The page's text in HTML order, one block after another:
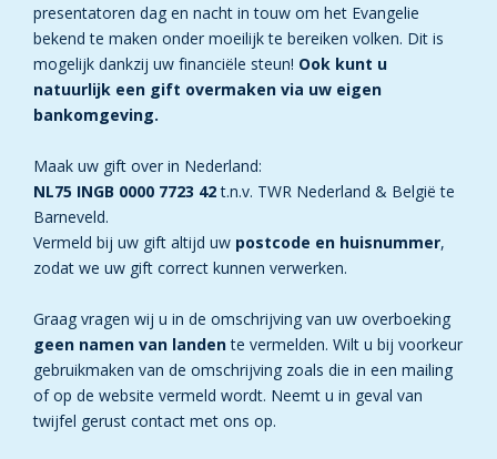
presentatoren dag en nacht in touw om het Evangelie
bekend te maken onder moeilijk te bereiken volken. Dit is
mogelijk dankzij uw financiële steun! Ook kunt u
natuurlijk een gift overmaken via uw eigen
bankomgeving.
Maak uw gift over in Nederland:
NL75 INGB 0000 7723 42t.n.v. TWR Nederland & België te
Barneveld.
Vermeld bij uw gift altijd uw postcode en huisnummer,
zodat we uw gift correct kunnen verwerken.
Graag vragen wij u in de omschrijving van uw overboeking
geen namen van landente vermelden. Wilt u bij voorkeur
gebruikmaken van de omschrijving zoals die in een mailing
of op de website vermeld wordt. Neemt u in geval van
twijfel gerust contact met ons op.